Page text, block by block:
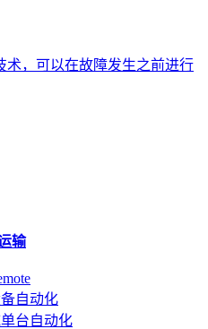
术，可以在故障发生之前进行
输
自动化
台自动化